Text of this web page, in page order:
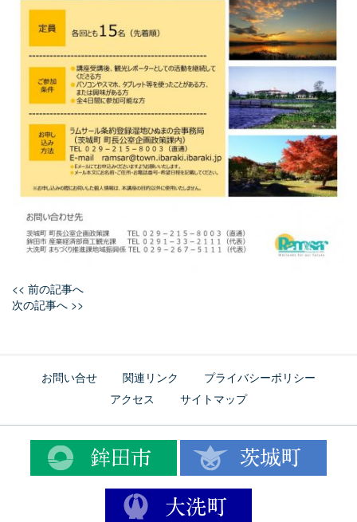
<< 前の記事へ
次の記事へ >>
お問い合せ 関連リンク
プライバシーポリシー
アクセス
サイトマップ